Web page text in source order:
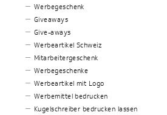
Werbegeschenk
Giveaways
Give-aways
Werbeartikel Schweiz
Mitarbeitergeschenk
Werbegeschenke
Werbeartikel mit Logo
Werbemittel bedrucken
Kugelschreiber bedrucken lassen